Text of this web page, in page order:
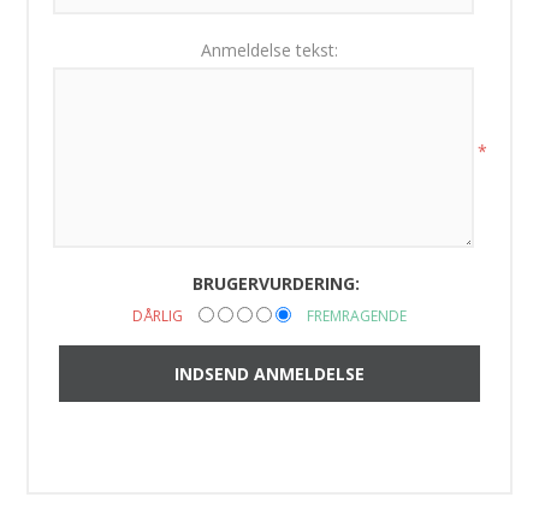
Anmeldelse tekst:
*
BRUGERVURDERING:
DÅRLIG FREMRAGENDE